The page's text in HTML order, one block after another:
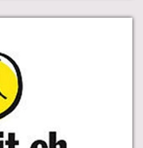
·
·